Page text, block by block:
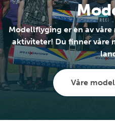
Modellflyging er en av
aktiviteter! Du finner våre
Våre